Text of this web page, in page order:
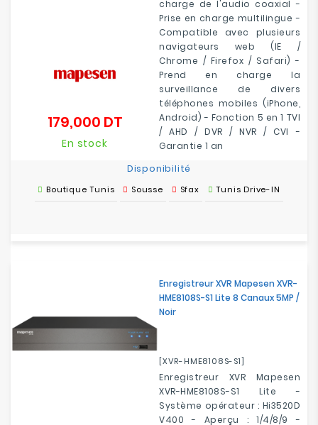
charge de l'audio coaxial -
Prise en charge multilingue -
Compatible avec plusieurs
navigateurs web (IE /
Chrome / Firefox / Safari) -
Prend en charge la
surveillance de divers
téléphones mobiles (iPhone,
Android) - Fonction 5 en 1 TVI
/ AHD / DVR / NVR / CVI -
Garantie 1 an
179,000 DTPrix
En stock
Disponibilité
Boutique Tunis Sousse Sfax Tunis Drive-IN
Enregistreur XVR Mapesen XVR-
HME8108S-S1 Lite 8 Canaux 5MP /
Noir
[XVR-HME8108S-S1]
Enregistreur XVR Mapesen
XVR-HME8108S-S1 Lite -
Système opérateur : Hi3520D
V400 - Aperçu : 1/4/8/9 -